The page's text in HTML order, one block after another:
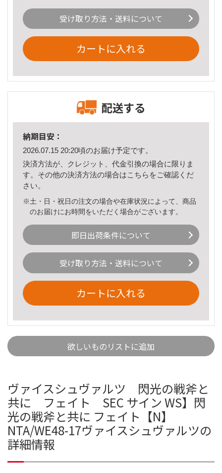
受け取り方法・送料について
カートに入れる
配送する
納期目安：
2026.07.15 20:20頃のお届け予定です。
決済方法が、クレジット、代金引換の場合に限りま
す。その他の決済方法の場合はこちら をご確認くだ
さい。
※土・日・祝日の注文の場合や在庫状況によって、商品
のお届けにお時間をいただく場合がございます。
即日出荷条件について
受け取り方法・送料について
カートに入れる
欲しいものリストに追加
ヴァイスシュヴァルツ 閃光の戦斧と
共に フェイト SEC サイン WS】閃
光の戦斧と共に フェイト【N】
NTA/WE48-17ヴァイスシュヴァルツの
詳細情報